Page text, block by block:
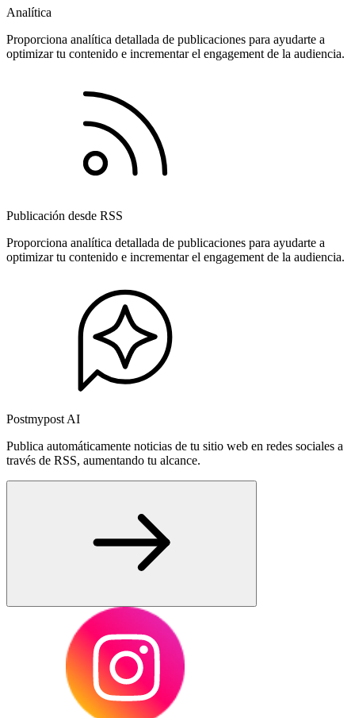
Analítica
Proporciona analítica detallada de publicaciones para ayudarte a
optimizar tu contenido e incrementar el engagement de la audiencia.
Publicación desde RSS
Proporciona analítica detallada de publicaciones para ayudarte a
optimizar tu contenido e incrementar el engagement de la audiencia.
Postmypost AI
Publica automáticamente noticias de tu sitio web en redes sociales a
través de RSS, aumentando tu alcance.